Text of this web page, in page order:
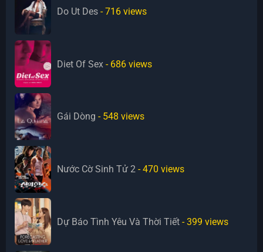
Do Ut Des - 716 views
Diet Of Sex - 686 views
Gái Dòng - 548 views
Nước Cờ Sinh Tử 2 - 470 views
Dự Báo Tình Yêu Và Thời Tiết - 399 views